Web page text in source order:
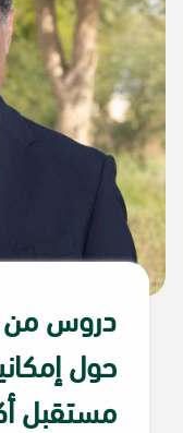
دروس من
حول
مستقبل